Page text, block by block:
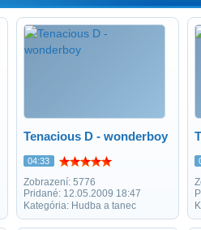
Tenacious D - wonderboy
04:33
Zobrazení: 5776
Pridané: 12.05.2009 18:47
Kategória: Hudba a tanec